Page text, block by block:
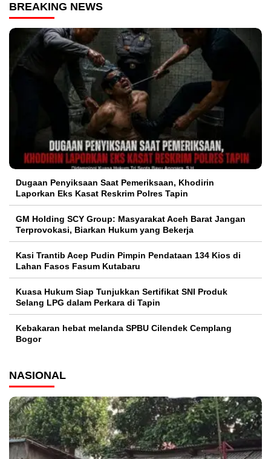
BREAKING NEWS
Dugaan Penyiksaan Saat Pemeriksaan, Khodirin
Laporkan Eks Kasat Reskrim Polres Tapin
GM Holding SCY Group: Masyarakat Aceh Barat Jangan
Terprovokasi, Biarkan Hukum yang Bekerja
Kasi Trantib Acep Pudin Pimpin Pendataan 134 Kios di
Lahan Fasos Fasum Kutabaru
Kuasa Hukum Siap Tunjukkan Sertifikat SNI Produk
Selang LPG dalam Perkara di Tapin
Kebakaran hebat melanda SPBU Cilendek Cemplang
Bogor
NASIONAL